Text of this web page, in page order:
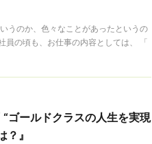
うのか、色々なことがあったというの
の頃も、お仕事の内容としては、 「
ゴールドクラスの人生を実現
』